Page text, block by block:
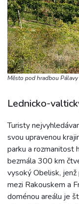
Město pod hradbou
Lednicko-
Turisty
svou upravenou
parku a rozmanitost
bezmála 300 km
vysoký Obelisk,
mezi Rakouskem a
doménou areálu je